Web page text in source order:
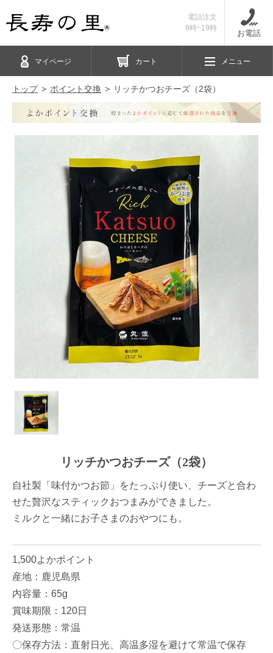
電話注文
9時~19時
お電話
マイページ カート メニュー
トップ ポイント交換 リッチかつおチーズ（2袋）
リッチかつおチーズ（2袋）
自社製「味付かつお節」をたっぷり使い、チーズと合わ
せた贅沢なスティックおつまみができました。
ミルクと一緒にお子さまのおやつにも。
1,500よかポイント
産地：鹿児島県
内容量：65g
賞味期限：120日
発送形態：常温
〇保存方法：直射日光、高温多湿を避けて常温で保存